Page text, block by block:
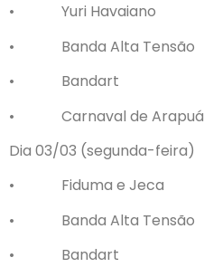
• Yuri Havaiano
• Banda Alta Tensão
• Bandart
• Carnaval de Arapuá
Dia 03/03 (segunda-feira)
• Fiduma e Jeca
• Banda Alta Tensão
• Bandart